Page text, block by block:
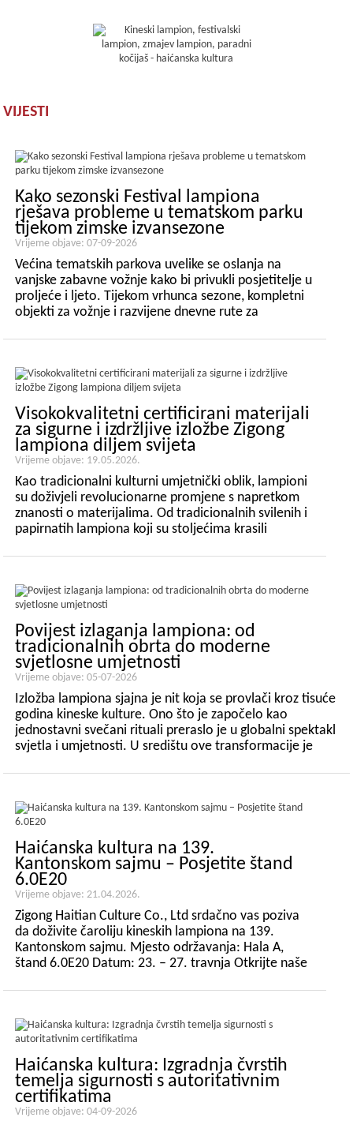
VIJESTI
Kako sezonski Festival lampiona
rješava probleme u tematskom parku
tijekom zimske izvansezone
Vrijeme objave: 07-09-2026
Većina tematskih parkova uvelike se oslanja na
vanjske zabavne vožnje kako bi privukli posjetitelje u
proljeće i ljeto. Tijekom vrhunca sezone, kompletni
objekti za vožnje i razvijene dnevne rute za
prodaju ulaznica. Međutim, gotovo svi tradicionalni
otvaranjem...
Visokokvalitetni certificirani materijali
za sigurne i izdržljive izložbe Zigong
lampiona diljem svijeta
Vrijeme objave: 19.05.2026.
Kao tradicionalni kulturni umjetnički oblik, lampioni
su doživjeli revolucionarne promjene s napretkom
znanosti o materijalima. Od tradicionalnih svilenih i
papirnatih lampiona koji su stoljećima krasili
današnjice, izbor...
Povijest izlaganja lampiona: od
tradicionalnih obrta do moderne
svjetlosne umjetnosti
Vrijeme objave: 05-07-2026
Izložba lampiona sjajna je nit koja se provlači kroz tisuće
godina kineske kulture. Ono što je započelo kao
jednostavni svečani rituali preraslo je u globalni spektakl
svjetla i umjetnosti. U središtu ove transformacije je
premošćuje drevna kr...
Haićanska kultura na 139.
Kantonskom sajmu – Posjetite štand
6.0E20
Vrijeme objave: 21.04.2026.
Zigong Haitian Culture Co., Ltd srdačno vas poziva
da doživite čaroliju kineskih lampiona na 139.
Kantonskom sajmu. Mjesto održavanja: Hala A,
štand 6.0E20 Datum: 23. – 27. travnja Otkrijte naše
susreće sa suvremenim dizajnom. Osvijetlimo nove
Haićanska kultura: Izgradnja čvrstih
temelja sigurnosti s autoritativnim
certifikatima
Vrijeme objave: 04-09-2026